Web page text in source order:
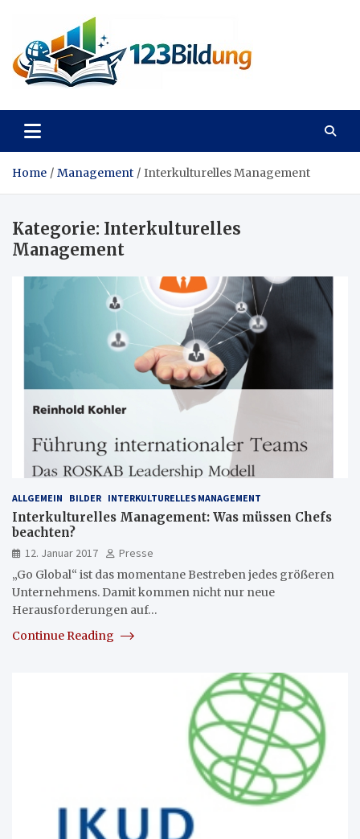
content
123Bildung
Home Management Interkulturelles Management
Kategorie: Interkulturelles
Management
ALLGEMEIN BILDER INTERKULTURELLES MANAGEMENT
Interkulturelles Management: Was müssen Chefs
beachten?
12. Januar 2017
Presse
„Go Global“ ist das momentane Bestreben jedes größeren
Unternehmens. Damit kommen nicht nur neue
Herausforderungen auf…
Continue Reading